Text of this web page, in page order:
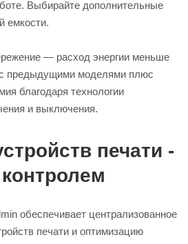
Выбирайте дополнительные
емкости.
— расход энергии меньше
предыдущими моделями плюс
благодаря технологии
и выключения.
печати -
обеспечивает централизованное
печати и оптимизацию